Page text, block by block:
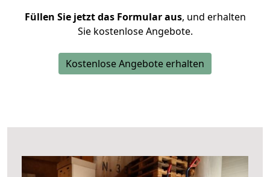
Füllen Sie jetzt das Formular aus, und erhalten
Sie kostenlose Angebote.
Kostenlose Angebote erhalten